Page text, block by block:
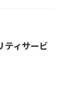
ティサービ